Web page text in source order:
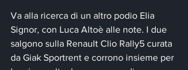
Va alla ricerca di un altro podio Elia
Signor, con Luca Altoè alle note. I due
salgono sulla Renault Clio Rally5 curata
da Giak Sportrent e corrono insieme per